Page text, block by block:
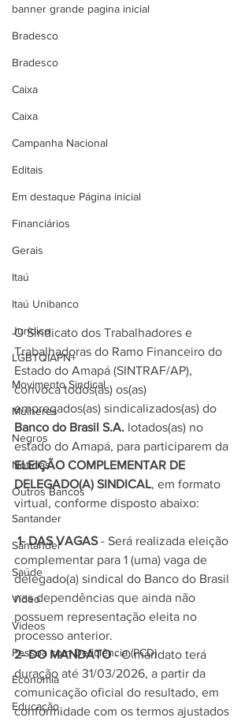
banner grande pagina inicial
Bradesco
Bradesco
Caixa
Caixa
Campanha Nacional
Editais
Em destaque Página inicial
Financiários
Gerais
Itaú
Itaú Unibanco
Jurídico
LGBTQIAPN+
Movimento Sindical
Mulheres
Negros
Notícias
Outros Bancos
Santander
Santander
Saúde
Vídeo
Vídeos
Pessoa com Deficiência (PCD)
Economia
Educação
O Sindicato dos Trabalhadores e
Trabalhadoras do Ramo Financeiro do
Estado do Amapá (SINTRAF/AP),
convoca todos(as) os(as)
empregados(as) sindicalizados(as) do
Banco do Brasil S.A. lotados(as) no
estado do Amapá, para participarem da
ELEIÇÃO COMPLEMENTAR DE
DELEGADO(A) SINDICAL, em formato
virtual, conforme disposto abaixo:
1- DAS VAGAS - Será realizada eleição
complementar para 1 (uma) vaga de
delegado(a) sindical do Banco do Brasil
nas dependências que ainda não
possuem representação eleita no
processo anterior.
2- DO MANDATO - O mandato terá
duração até 31/03/2026, a partir da
comunicação oficial do resultado, em
conformidade com os termos ajustados